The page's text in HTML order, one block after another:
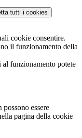
tutti i cookies
cookie consentire.
il funzionamento della
al funzionamento potete
essere
pagina della cookie